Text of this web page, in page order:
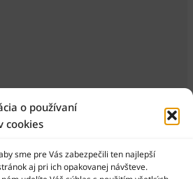
o používaní
cookies
sme pre Vás zabezpečili ten najlepší
aj pri ich opakovanej návšteve.